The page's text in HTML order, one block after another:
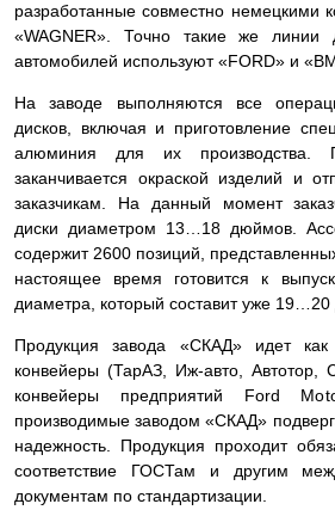
разработанные совместно немецкими
«WAGNER». Точно такие же линии
автомобилей используют «FORD» и
На заводе выполняются все
дисков, включая и приготовление
алюминия для их производства.
заканчивается окраской изделий и
заказчикам. На данный момент
диски диаметром 13…18 дюймов.
содержит 2600 позиций,
настоящее время готовится к
диаметра, который составит уже
Продукция завода «СКАД» идет
конвейеры (ТарАЗ, Иж-авто, Автотор,
конвейеры предприятий Ford
производимые заводом «СКАД»
надежность. Продукция проходит
соответствие ГОСТам и другим
документам по стандартизации.